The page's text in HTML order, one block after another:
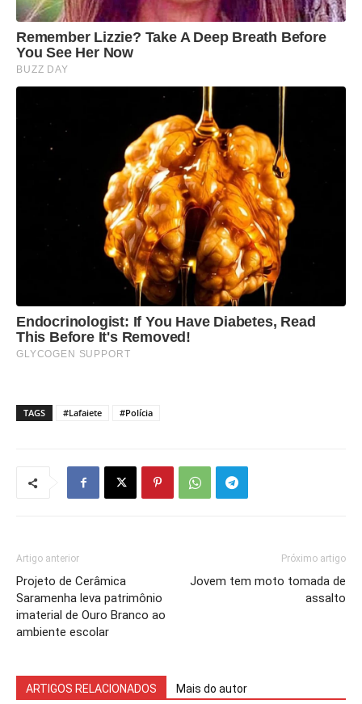
TAGS #Lafaiete #Polícia
Artigo anterior
Projeto de Cerâmica
Saramenha leva patrimônio
imaterial de Ouro Branco ao
ambiente escolar
Próximo artigo
Jovem tem moto tomada de
assalto
ARTIGOS RELACIONADOS Mais do autor